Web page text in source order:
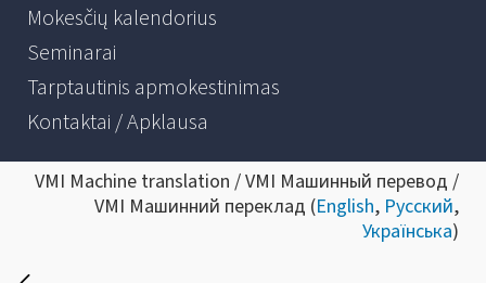
Mokesčių kalendorius
Seminarai
Tarptautinis apmokestinimas
Kontaktai / Apklausa
VMI Machine translation / VMI Машинный перевод /
VMI Машинний переклад (English, Русский,
Українська)